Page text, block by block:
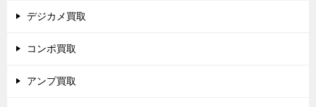
デジカメ買取
コンポ買取
アンプ買取